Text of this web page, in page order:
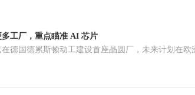
工厂，重点瞄准 AI 芯片
德国德累斯顿动工建设首座晶圆厂，未来计划在